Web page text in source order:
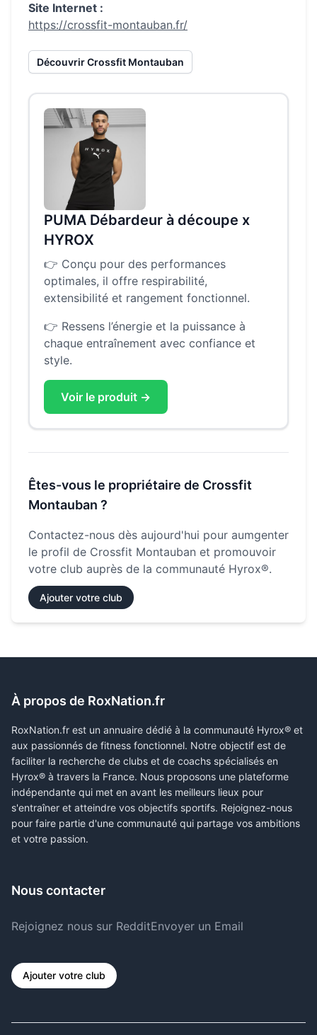
Site Internet :
https://crossfit-montauban.fr/
DécouvrirCrossfit Montauban
PUMA Débardeur à découpe x
HYROX
👉 Conçu pour des performances
optimales, il offre respirabilité,
extensibilité et rangement fonctionnel.
👉 Ressens l’énergie et la puissance à
chaque entraînement avec confiance et
style.
Voir le produit →
Êtes-vous le propriétaire de Crossfit
Montauban ?
Contactez-nous dès aujourd'hui pour aumgenter
le profil de Crossfit Montauban et promouvoir
votre club auprès de la communauté Hyrox®.
Ajouter votre club
À propos de RoxNation.fr
RoxNation.fr est un annuaire dédié à la communauté Hyrox® et
aux passionnés de fitness fonctionnel. Notre objectif est de
faciliter la recherche de clubs et de coachs spécialisés en
Hyrox® à travers la France. Nous proposons une plateforme
indépendante qui met en avant les meilleurs lieux pour
s'entraîner et atteindre vos objectifs sportifs. Rejoignez-nous
pour faire partie d'une communauté qui partage vos ambitions
et votre passion.
Nous contacter
Rejoignez nous sur RedditEnvoyer un Email
Ajouter votre club